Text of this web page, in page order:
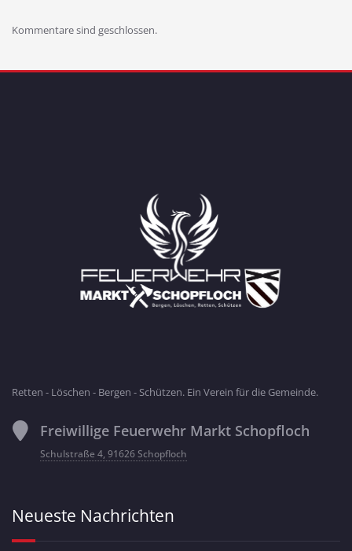
Kommentare sind geschlossen.
Retten - Löschen - Bergen - Schützen. Ein Verein für die Gemeinde.
Freiwillige Feuerwehr Markt Schopfloch
Schulstraße 4, 91626 Schopfloch
Neueste Nachrichten